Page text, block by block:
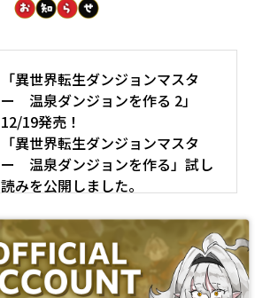
「異世界転生ダンジョンマスタ
ー 温泉ダンジョンを作る 2」
12/19発売！
「異世界転生ダンジョンマスタ
ー 温泉ダンジョンを作る」試し
読みを公開しました。
ー 温泉ダンジョンを作る」特設
サイトを公開しました。